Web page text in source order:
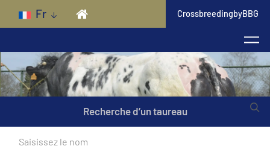
Skip to main content
Fr CrossbreedingbyBBG
Recherche d’un taureau